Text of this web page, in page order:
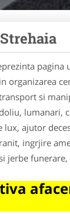
pagina
organizarea
si
lumanari,
ajutor
ingrjire
jerbe